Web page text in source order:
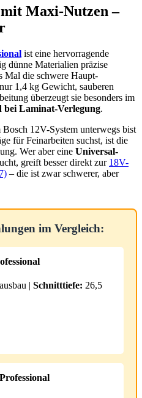
Maxi-Nutzen –
ist eine hervorragende
dünne Materialien präzise
Mal die schwere Haupt-
1,4 kg Gewicht, sauberen
überzeugt sie besonders im
bei Laminat-Verlegung.
12V-System unterwegs bist
für Feinarbeiten suchst, ist die
Wer aber eine Universal-
greift besser direkt zur 18V-
– die ist zwar schwerer, aber
im Vergleich:
| Schnitttiefe: 26,5